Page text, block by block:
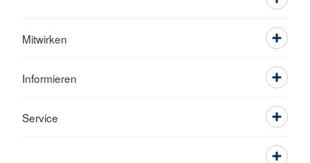
Mitwirken
Informieren
Service